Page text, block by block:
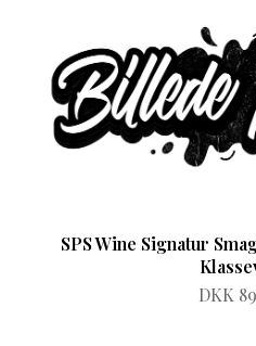
SPS Wine Signatur
DKK